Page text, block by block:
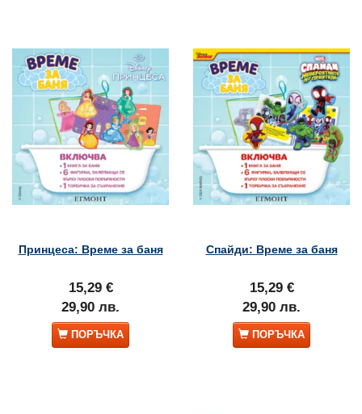
Принцеса: Време за баня
15,29 €
29,90 лв.
ПОРЪЧКА
Спайди: Време за баня
15,29 €
29,90 лв.
ПОРЪЧКА